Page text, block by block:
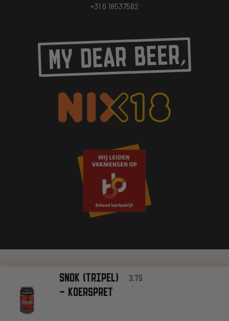
+31 6 18537582
ALLE RECHTEN VOORBEHOUDEN
SNOK (TRIPEL)
– KOERSPRET
3,75